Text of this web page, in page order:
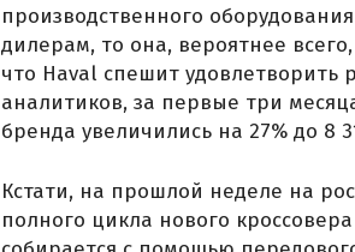
производственного
дилерам, то она, вероятнее
что Haval спешит удовлетворить
аналитиков, за первые три
бренда увеличились на 27% до 8
Кстати, на прошлой неделе на
полного цикла нового